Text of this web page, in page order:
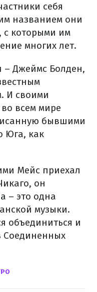
себя
названием они
с которыми им
многих лет.
– Джеймс Болден,
И своими
всем мире
бывшими
Юга, как
Мейс приехал
он
– это одна
музыки.
объединиться и
Соединенных